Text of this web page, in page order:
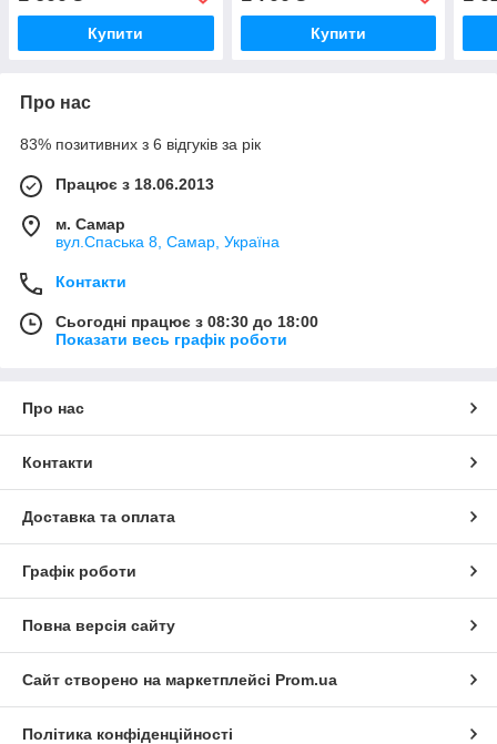
Купити Купити
Про нас
83% позитивних з 6 відгуків за рік
Працює з 18.06.2013
м. Самар
вул.Спаська 8, Самар, Україна
Контакти
Сьогодні працює з 08:30 до 18:00
Показати весь графік роботи
Про нас
Контакти
Доставка та оплата
Графік роботи
Повна версія сайту
Сайт створено на маркетплейсі Prom.ua
Політика конфіденційності